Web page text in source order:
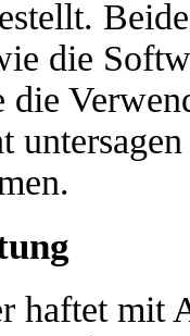
die
die
haftet mit